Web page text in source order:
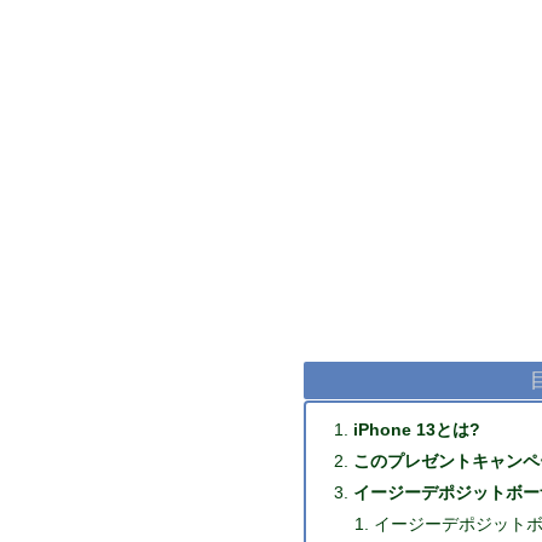
iPhone 13とは?
このプレゼントキャン
イージーデポジットボ
イージーデポジット